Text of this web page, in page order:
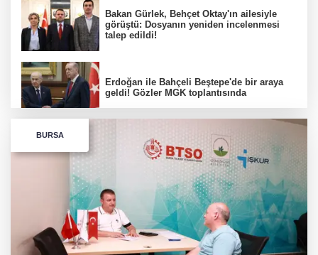
Bakan Gürlek, Behçet Oktay'ın ailesiyle
görüştü: Dosyanın yeniden incelenmesi
talep edildi!
Erdoğan ile Bahçeli Beştepe'de bir araya
geldi! Gözler MGK toplantısında
Adalet Bakanı Akın Gürlek, gazeteci-yazar
Uğur Mumcu'nun ailesiyle bir araya geldi.
BURSA